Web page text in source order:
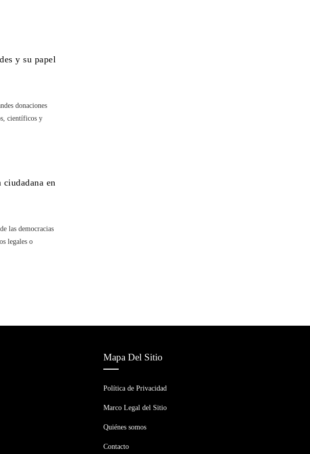
y su papel
donaciones
científicos y
en
las democracias
legales o
Mapa Del Sitio
Política de Privacidad
Marco Legal del Sitio
Quiénes somos
Contacto